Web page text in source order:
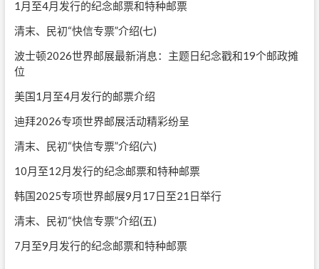
1月至4月发行的纪念邮票和特种邮票
清末、民初“快信专票”介绍(七)
波士顿2026世界邮展最新消息：主题日纪念戳和19个邮政摊
位
美国1月至4月发行的邮票介绍
迪拜2026专项世界邮展活动精彩纷呈
清末、民初“快信专票”介绍(六)
10月至12月发行的纪念邮票和特种邮票
韩国2025专项世界邮展9月17日至21日举行
清末、民初“快信专票”介绍(五)
7月至9月发行的纪念邮票和特种邮票